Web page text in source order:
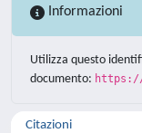
Informazioni
Utilizza questo
documento: https://
Citazioni